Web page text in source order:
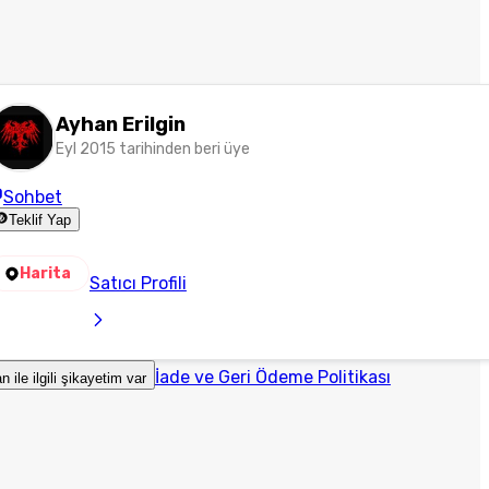
Ayhan Erilgin
Eyl 2015 tarihinden beri üye
Sohbet
Teklif Yap
Harita Satıcı Profili
ile ilgili şikayetim var İade ve Geri Ödeme Politikası